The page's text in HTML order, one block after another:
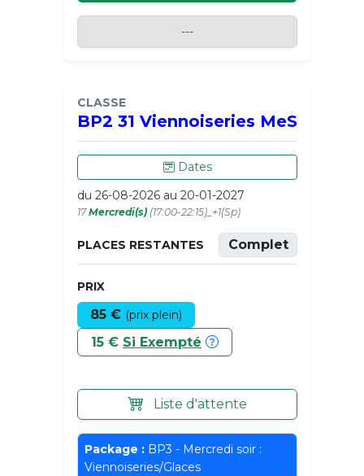
---
CLASSE
BP2 31 Viennoiseries MeS
Dates
du 26-08-2026 au 20-01-2027
17Mercredi(s) (17:00-22:15)_+1(Sp)
PLACES RESTANTES Complet
PRIX
85 € (prix plein)
15 € Si Exempté
Liste d'attente
Package : BP3 - Mercredi soir :
Viennoiseries/Glaces